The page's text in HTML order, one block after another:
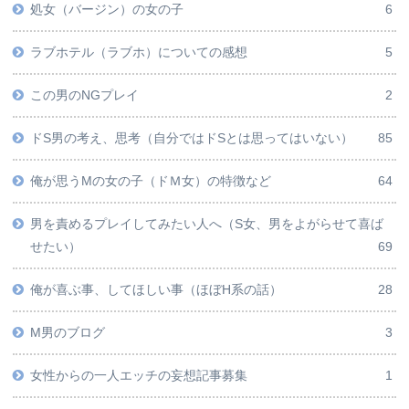
処女（バージン）の女の子 6
ラブホテル（ラブホ）についての感想 5
この男のNGプレイ 2
ドS男の考え、思考（自分ではドSとは思ってはいない） 85
俺が思うMの女の子（ドＭ女）の特徴など 64
男を責めるプレイしてみたい人へ（S女、男をよがらせて喜ば
せたい）
69
俺が喜ぶ事、してほしい事（ほぼH系の話） 28
M男のブログ 3
女性からの一人エッチの妄想記事募集 1